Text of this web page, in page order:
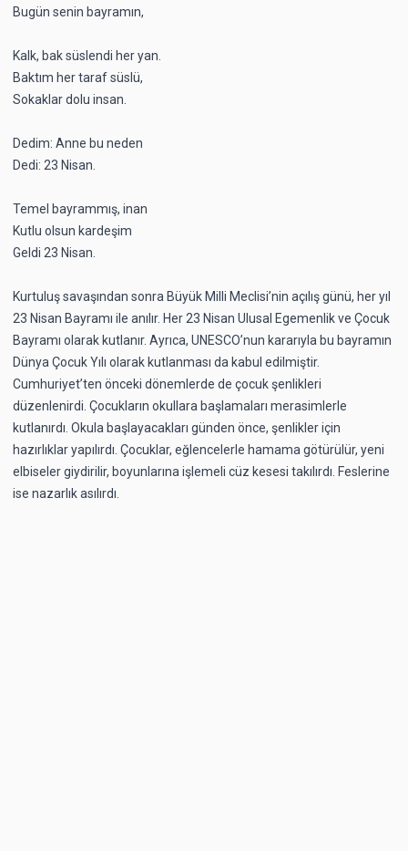
Bugün senin bayramın,
Kalk, bak süslendi her yan.
Baktım her taraf süslü,
Sokaklar dolu insan.
Dedim: Anne bu neden
Dedi: 23 Nisan.
Temel bayrammış, inan
Kutlu olsun kardeşim
Geldi 23 Nisan.
Kurtuluş savaşından sonra Büyük Milli Meclisi’nin açılış günü, her yıl
23 Nisan Bayramı ile anılır. Her 23 Nisan Ulusal Egemenlik ve Çocuk
Bayramı olarak kutlanır. Ayrıca, UNESCO’nun kararıyla bu bayramın
Dünya Çocuk Yılı olarak kutlanması da kabul edilmiştir.
Cumhuriyet’ten önceki dönemlerde de çocuk şenlikleri
düzenlenirdi. Çocukların okullara başlamaları merasimlerle
kutlanırdı. Okula başlayacakları günden önce, şenlikler için
hazırlıklar yapılırdı. Çocuklar, eğlencelerle hamama götürülür, yeni
elbiseler giydirilir, boyunlarına işlemeli cüz kesesi takılırdı. Feslerine
ise nazarlık asılırdı.